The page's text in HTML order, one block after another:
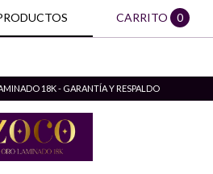
CARRITO 0
18K - GARANTÍA Y RESPALDO